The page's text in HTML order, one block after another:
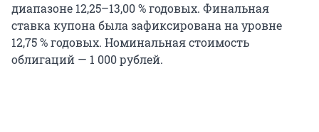
диапазоне 12,25–13,00 % годовых. Финальная
ставка купона была зафиксирована на уровне
12,75 % годовых. Номинальная стоимость
облигаций — 1 000 рублей.